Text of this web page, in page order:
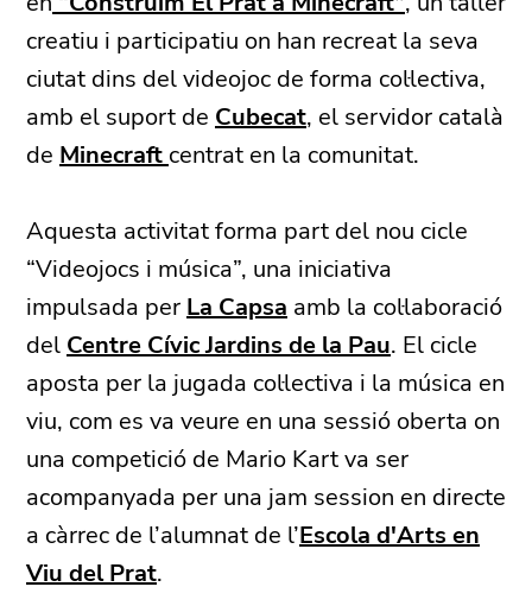
creatiu i participatiu on han recreat la seva
ciutat dins del videojoc de forma col·lectiva,
amb el suport de Cubecat, el servidor català
de Minecraft centrat en la comunitat.
Aquesta activitat forma part del nou cicle
“Videojocs i música”, una iniciativa
impulsada per La Capsa amb la col·laboració
del Centre Cívic Jardins de la Pau. El cicle
aposta per la jugada col·lectiva i la música en
viu, com es va veure en una sessió oberta on
una competició de Mario Kart va ser
acompanyada per una jam session en directe
a càrrec de l’alumnat de l’Escola d'Arts en
Viu del Prat.